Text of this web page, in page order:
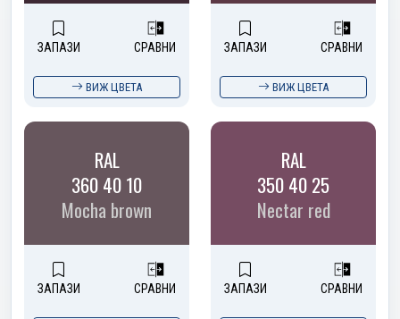
ЗАПАЗИ СРАВНИ
ВИЖ ЦВЕТА
ЗАПАЗИ СРАВНИ
ВИЖ ЦВЕТА
RAL
360 40 10
Mocha brown
ЗАПАЗИ СРАВНИ
RAL
350 40 25
Nectar red
ЗАПАЗИ СРАВНИ